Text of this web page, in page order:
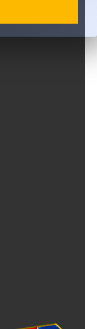
la municipalité de